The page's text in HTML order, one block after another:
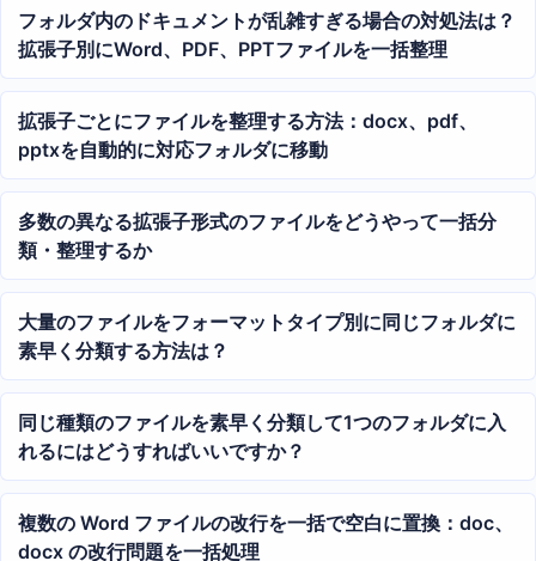
フォルダ内のドキュメントが乱雑すぎる場合の対処法は？
拡張子別にWord、PDF、PPTファイルを一括整理
拡張子ごとにファイルを整理する方法：docx、pdf、
pptxを自動的に対応フォルダに移動
多数の異なる拡張子形式のファイルをどうやって一括分
類・整理するか
大量のファイルをフォーマットタイプ別に同じフォルダに
素早く分類する方法は？
同じ種類のファイルを素早く分類して1つのフォルダに入
れるにはどうすればいいですか？
複数の Word ファイルの改行を一括で空白に置換：doc、
docx の改行問題を一括処理